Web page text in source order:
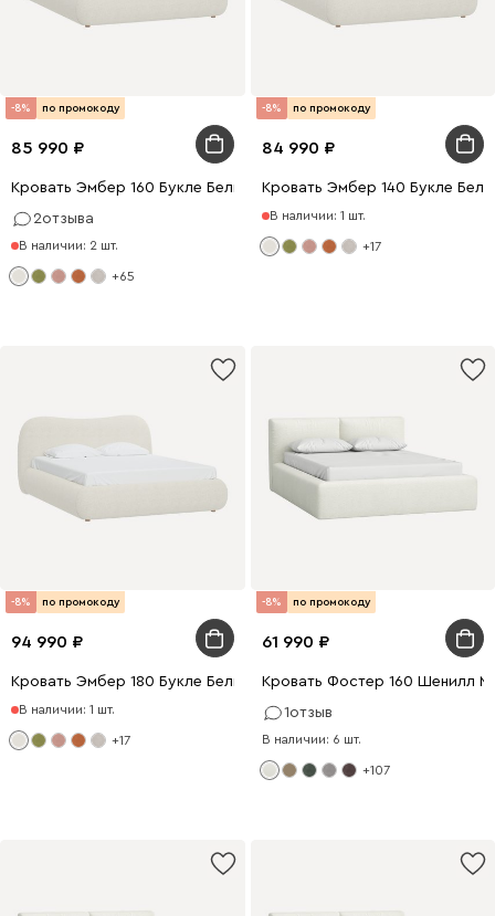
-8% по промокоду
85 990
Кровать Эмбер 160 Букле Белый
2отзыва
В наличии: 2 шт.
+65
-8% по промокоду
84 990
Кровать Эмбер 140 Букле
В наличии: 1 шт.
+17
-8% по промокоду
94 990
Кровать Эмбер 180 Букле Белый
В наличии: 1 шт.
+17
-8% по промокоду
61 990
Кровать Фостер 160 Шенилл
1отзыв
В наличии: 6 шт.
+107